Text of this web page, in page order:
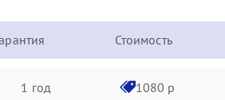
Стоимость
1 год 1080 р